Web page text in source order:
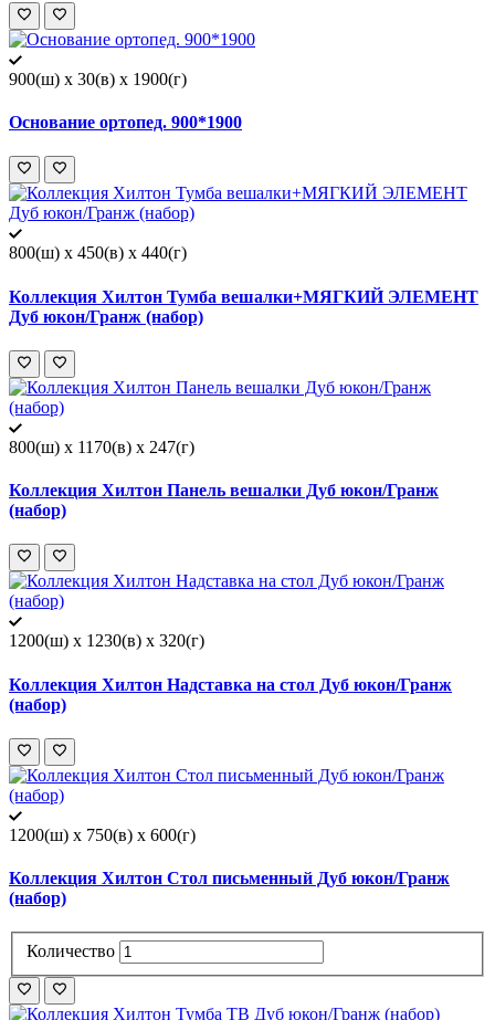
900(ш) x 30(в) x 1900(г)
Основание ортопед. 900*1900
800(ш) x 450(в) x 440(г)
Коллекция Хилтон Тумба вешалки+МЯГКИЙ ЭЛЕМЕНТ
Дуб юкон/Гранж (набор)
800(ш) x 1170(в) x 247(г)
Коллекция Хилтон Панель вешалки Дуб юкон/Гранж
(набор)
1200(ш) x 1230(в) x 320(г)
Коллекция Хилтон Надставка на стол Дуб юкон/Гранж
(набор)
1200(ш) x 750(в) x 600(г)
Коллекция Хилтон Стол письменный Дуб юкон/Гранж
(набор)
Количество